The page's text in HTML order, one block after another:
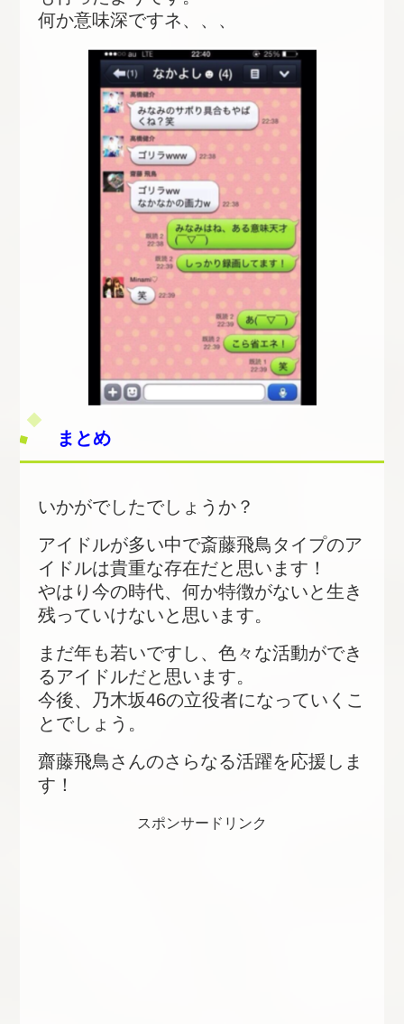
何か意味深ですネ、、、
まとめ
いかがでしたでしょうか？
アイドルが多い中で斎藤飛鳥タイプのア
イドルは貴重な存在だと思います！
やはり今の時代、何か特徴がないと生き
残っていけないと思います。
まだ年も若いですし、色々な活動ができ
るアイドルだと思います。
今後、乃木坂46の立役者になっていくこ
とでしょう。
齋藤飛鳥さんのさらなる活躍を応援しま
す！
スポンサードリンク